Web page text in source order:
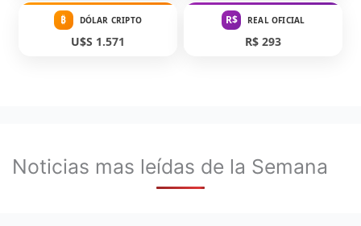
₿ DÓLAR CRIPTO
U$S 1.571
R$ REAL OFICIAL
R$ 293
Noticias mas leídas de la Semana